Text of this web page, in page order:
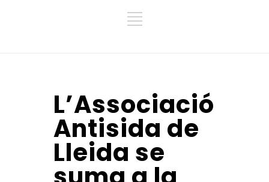
L’Associació
Antisida de
Lleida se